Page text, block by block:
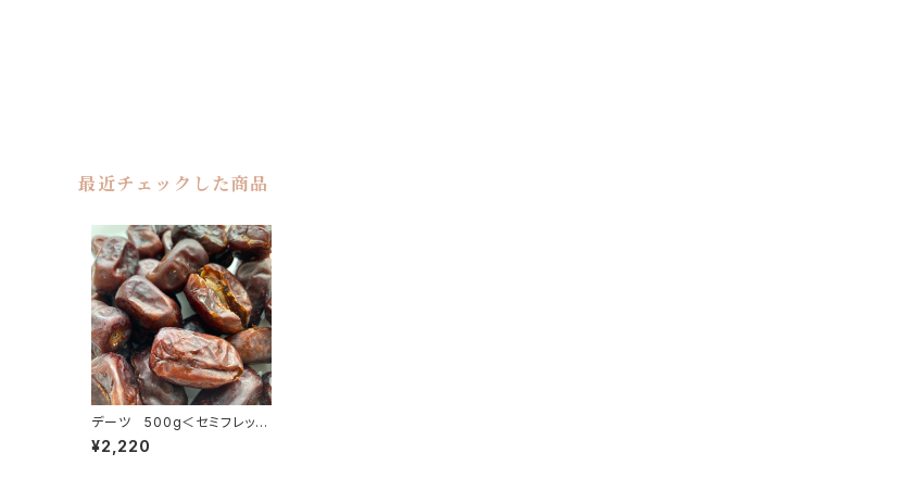
最近チェックした商品
デーツ 500g＜セミフレッシ
ュ /種あり＞／ Dries dates
¥2,220